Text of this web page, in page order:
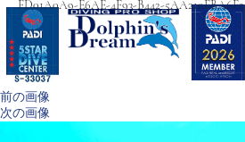
前の画像
次の画像
FD01A0A9-E6AE-4F93-B442-5AA210EBA6F2